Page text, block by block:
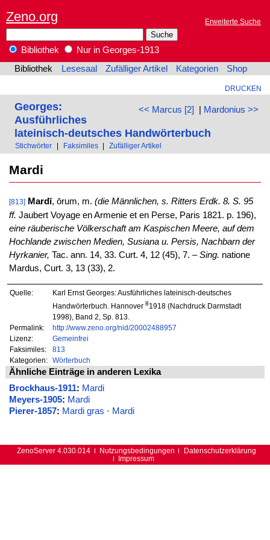
Zeno.org Erweiterte Suche
Bibliothek
Nur in Georges-1913
Bibliothek
Lesesaal Zufälliger Artikel Kategorien Shop
DRUCKEN
<< Marcus [2] | Mardonius >>
Georges:
Ausführliches
lateinisch-deutsches Handwörterbuch
Stichwörter Faksimiles Zufälliger Artikel
Mardi
[813] Mardī, ōrum, m. (die Männlichen, s. Ritters Erdk. 8. S. 95
ff. Jaubert Voyage en Armenie et en Perse, Paris 1821. p. 196),
eine räuberische Völkerschaft am Kaspischen Meere, auf dem
Hochlande zwischen Medien, Susiana u. Persis, Nachbarn der
Hyrkanier, Tac. ann. 14, 33. Curt. 4, 12 (45), 7. –Sing. natione
Mardus, Curt. 3, 13 (33), 2.
Quelle:
Karl Ernst Georges: Ausführliches lateinisch-deutsches
Handwörterbuch. Hannover 81918 (Nachdruck Darmstadt
1998), Band 2, Sp. 813.
Permalink:
http://www.zeno.org/nid/20002488957
Lizenz:
Gemeinfrei
Faksimiles:
813
Kategorien:
Wörterbuch
Ähnliche Einträge in anderen Lexika
Brockhaus-1911: Mardi
Meyers-1905: Mardi
Pierer-1857: Mardi gras · Mardi
ZenoServer 4.030.014 Nutzungsbedingungen
Datenschutzerklärung
Impressum